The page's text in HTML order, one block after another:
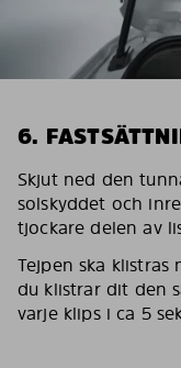
6.
Skjut ned den
solskyddet och
tjockare delen av
Tejpen ska klistras
du klistrar dit den
varje klips i ca 5